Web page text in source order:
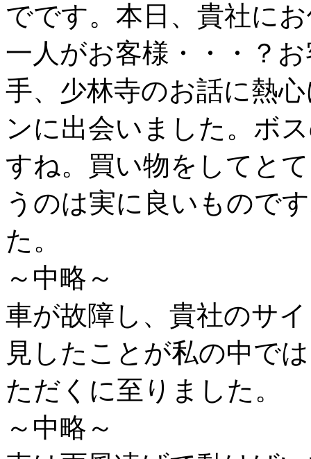
でです。本日、貴社に
一人がお客様・・・？
手、少林寺のお話に熱
ンに出会いました。ボ
すね。買い物をしてと
うのは実に良いもので
た。
～中略～
車が故障し、貴社のサ
見したことが私の中で
ただくに至りました。
～中略～